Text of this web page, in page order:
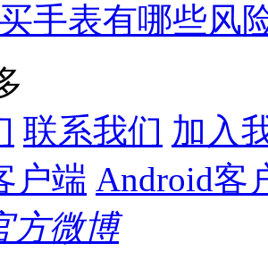
手表有哪些风
联系我们 加入
户端 Android客
方微博